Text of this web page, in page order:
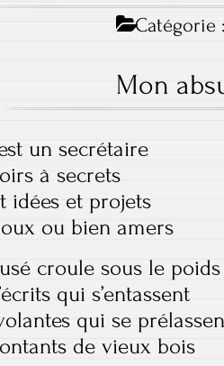
Catégorie
Mon
un secrétaire
à secrets
idées et projets
ou bien amers
croule sous le poids
qui s’entassent
qui se
de vieux bois